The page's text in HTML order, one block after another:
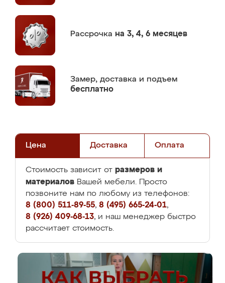
Рассрочка на 3, 4, 6 месяцев
Замер, доставка и подъем
бесплатно
Цена Доставка Оплата
Стоимость зависит от размеров и
материалов Вашей мебели. Просто
позвоните нам по любому из телефонов:
8 (800) 511-89-55, 8 (495) 665-24-01,
8 (926) 409-68-13, и наш менеджер быстро
рассчитает стоимость.